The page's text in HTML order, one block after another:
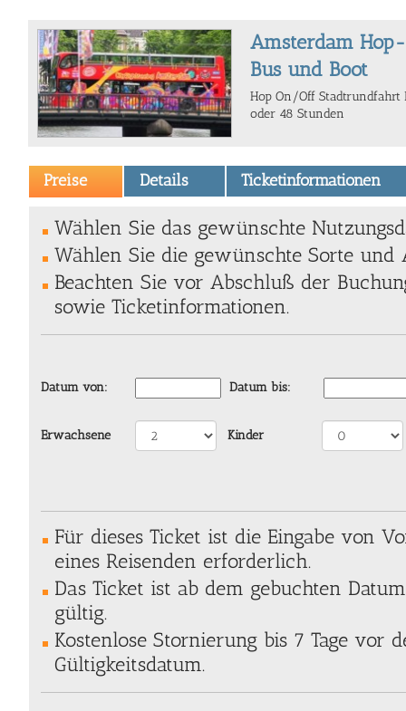
Amsterdam
Bus und Boot
Hop On/Off
oder 48 Stunden
Preise Details Ticketinformationen
Wählen Sie das gewünschte
Wählen Sie die gewünschte Sorte und
Beachten Sie vor Abschluß der
sowie Ticketinformationen.
Datum von: Datum bis:
Erwachsene Kinder
Für dieses Ticket ist die Eingabe von
eines Reisenden erforderlich.
Das Ticket ist ab dem gebuchten
gültig.
Kostenlose Stornierung bis 7 Tage vor
Gültigkeitsdatum.